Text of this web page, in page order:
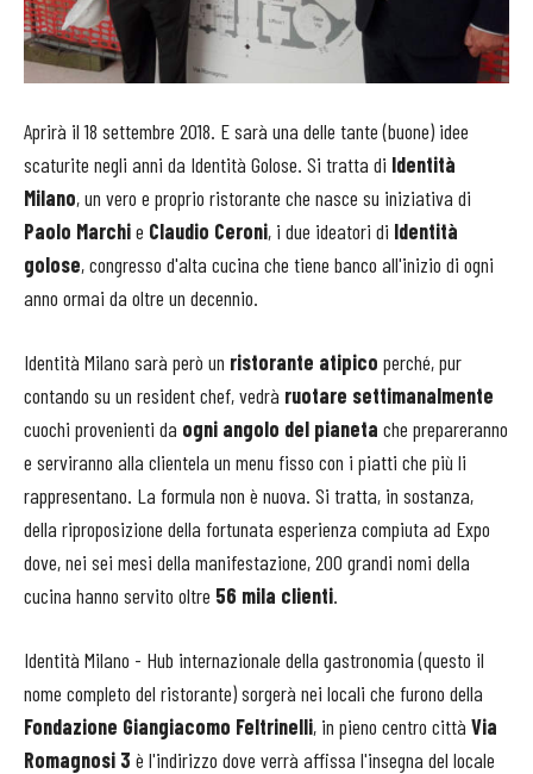
Aprirà il 18 settembre 2018. E sarà una delle tante (buone) idee
scaturite negli anni da Identità Golose. Si tratta di Identità
Milano, un vero e proprio ristorante che nasce su iniziativa di
Paolo Marchie Claudio Ceroni, i due ideatori di Identità
golose, congresso d'alta cucina che tiene banco all'inizio di ogni
anno ormai da oltre un decennio.
Identità Milano sarà però un ristorante atipico perché, pur
contando su un resident chef, vedrà ruotare settimanalmente
cuochi provenienti da ogni angolo del pianeta che prepareranno
e serviranno alla clientela un menu fisso con i piatti che più li
rappresentano. La formula non è nuova. Si tratta, in sostanza,
della riproposizione della fortunata esperienza compiuta ad Expo
dove, nei sei mesi della manifestazione, 200 grandi nomi della
cucina hanno servito oltre 56 mila clienti.
Identità Milano - Hub internazionale della gastronomia (questo il
nome completo del ristorante) sorgerà nei locali che furono della
Fondazione Giangiacomo Feltrinelli, in pieno centro città Via
Romagnosi 3 è l'indirizzo dove verrà affissa l'insegna del locale